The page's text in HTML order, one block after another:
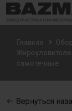
Главная
самотечные
Вернуться